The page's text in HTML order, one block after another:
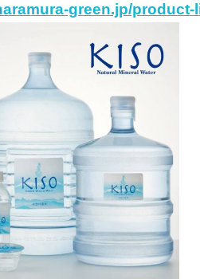
green.jp/product-